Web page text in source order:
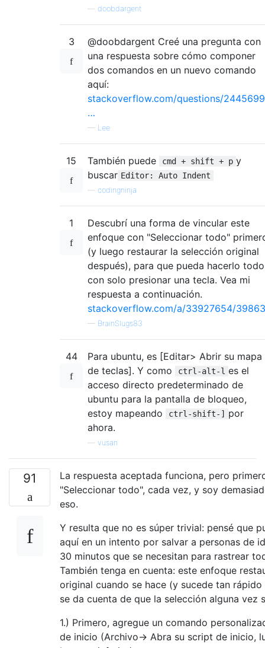
doobdargent
3
@doobdargent Creé una pregunta con
una respuesta sobre cómo componer
dos comandos en un nuevo comando
aquí:
stackoverflow.com/questions/
…
— Lee
15 También puede cmd + shift + p y
buscar Editor: Auto Indent
codingninja
1
Descubrí una forma de vincular este
enfoque con "Seleccionar todo"
(y luego restaurar la selección original
después), para que pueda hacerlo todo
con solo presionar una tecla. Vea mi
respuesta a continuación.
stackoverflow.com/a/33927654/
— BrainSlugs83
44
Para ubuntu, es [Editar> Abrir su mapa
de teclas]. Y como
ctrl-alt-l es el
acceso directo predeterminado de
ubuntu para la pantalla de bloqueo,
estoy mapeando
ctrl-shift-] por
ahora.
vusan
91
La respuesta aceptada funciona, pero
"Seleccionar todo", cada vez, y soy
eso.
Y resulta que no es súper trivial: pensé que
aquí en un intento por salvar a personas de
30 minutos que se necesitan para rastrear
También tenga en cuenta: este enfoque
original cuando se hace (y sucede tan rápido
se da cuenta de que la selección alguna vez
1.) Primero, agregue un comando
de inicio (Archivo-> Abra su script de inicio,